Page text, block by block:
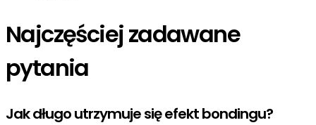
Najczęściej zadawane
pytania
Jak długo utrzymuje się efekt bondingu?